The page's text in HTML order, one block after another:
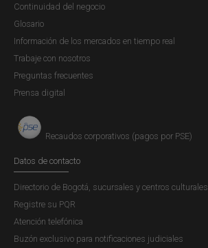
Continuidad del negocio
Glosario
Información de los mercados en tiempo real
Trabaje con nosotros
Preguntas frecuentes
Prensa digital
Recaudos corporativos (pagos por PSE)
Datos de contacto
Directorio de Bogotá, sucursales y centros culturales
Registre su PQR
Atención telefónica
Buzón exclusivo para notificaciones judiciales